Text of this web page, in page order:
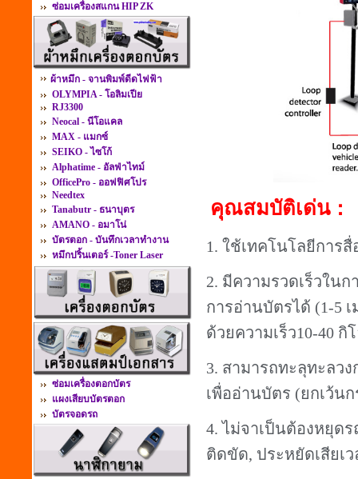
ซ่อมเครื่องสแกน HIP ZK
ผ้าหมึก - จานพิมพ์ดีดไฟฟ้า
OLYMPIA - โอลิมเปีย
RJ3300
Neocal - นีโอแคล
MAX - แมกซ์
SEIKO - ไซโก้
Alphatime - อัลฟ่าไทม์
OfficePro - ออฟฟิศโปร
Needtex
Tanabutr - ธนาบุตร
AMANO - อมาโน่
บัตรตอก - บันทึกเวลาทำงาน
หมึกปริ้นเตอร์ -Toner Laser
ซ่อมเครื่องตอกบัตร
แผงเสียบบัตรตอก
บัตรจอดรถ
คุณสมบัติเด่น：
1. ใช้เทคโนโลยีการสื่
2. มีความรวดเร็วในก
การอ่านบัตรได้ (1-5
ด้วยความเร็ว10-40 กิ
3. สามารถทะลุทะลว
เพื่ออ่านบัตร (ยกเว้น
4.ไม่จาเป็นต้องหยุดร
ติดขัด, ประหยัดเสียเ